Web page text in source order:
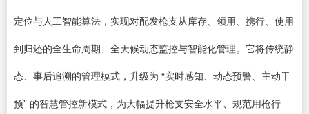
定位与人工智能算法，实现对配发枪支从库存、领用、携行、使用
到归还的全生命周期、全天候动态监控与智能化管理。它将传统静
态、事后追溯的管理模式，升级为 “实时感知、动态预警、主动干
预” 的智慧管控新模式，为大幅提升枪支安全水平、规范用枪行